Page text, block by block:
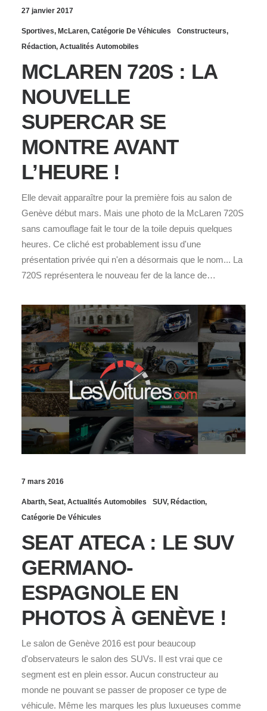
27 janvier 2017
Sportives, McLaren, Catégorie De Véhicules Constructeurs,
Rédaction, Actualités Automobiles
MCLAREN 720S : LA
NOUVELLE
SUPERCAR SE
MONTRE AVANT
L’HEURE !
Elle devait apparaître pour la première fois au salon de
Genève début mars. Mais une photo de la McLaren 720S
sans camouflage fait le tour de la toile depuis quelques
heures. Ce cliché est probablement issu d'une
présentation privée qui n'en a désormais que le nom... La
720S représentera le nouveau fer de la lance de…
7 mars 2016
Abarth, Seat, Actualités Automobiles SUV, Rédaction,
Catégorie De Véhicules
SEAT ATECA : LE SUV
GERMANO-
ESPAGNOLE EN
PHOTOS À GENÈVE !
Le salon de Genève 2016 est pour beaucoup
d'observateurs le salon des SUVs. Il est vrai que ce
segment est en plein essor. Aucun constructeur au
monde ne pouvant se passer de proposer ce type de
véhicule. Même les marques les plus luxueuses comme